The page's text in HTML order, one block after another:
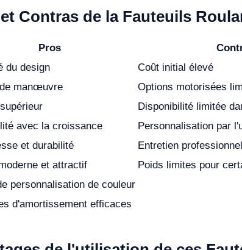
Contras de la Fauteuils
Pros
du design
Coût initial élevé
manœuvre
Options motorisées
Disponibilité limitée
avec la croissance
Personnalisation par
et durabilité
Entretien
et attractif
Poids limites pour
personnalisation de couleur
d'amortissement efficaces